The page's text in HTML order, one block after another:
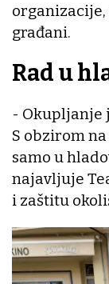
građani.
Rad u
- Okupljanje
S obzirom
samo u
najavljuje
i zaštitu